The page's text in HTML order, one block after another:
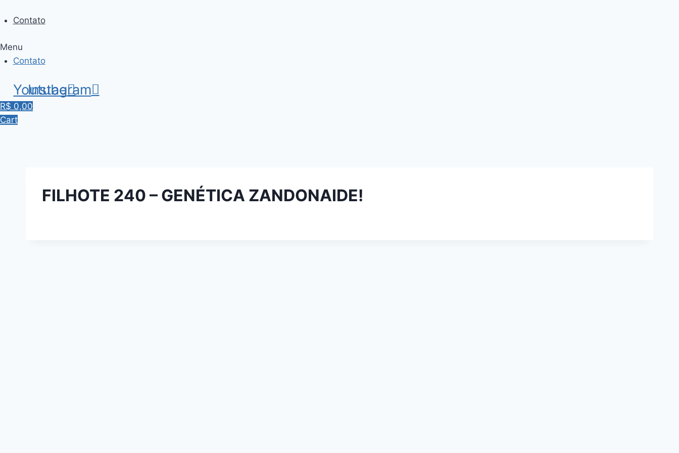
to
Contato
Menu
Contato
Youtube
Instagram
R$ 0,00
Cart
FILHOTE 240 – GENÉTICA ZANDONAIDE!